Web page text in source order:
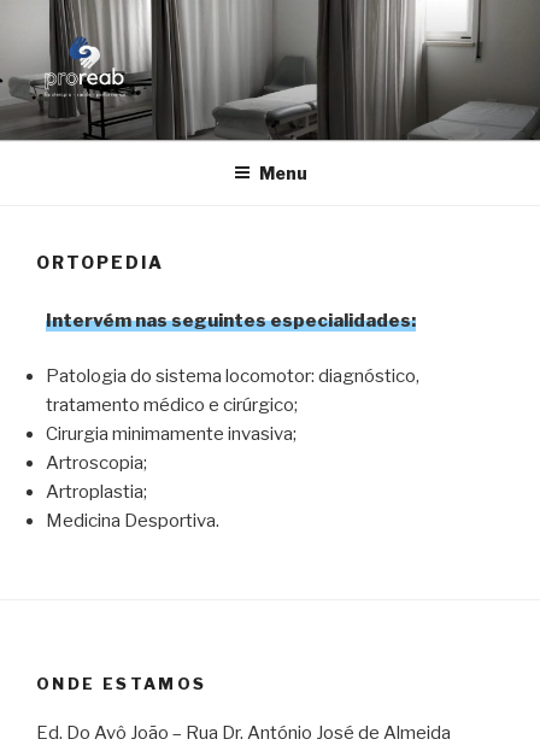
content
PROREAB
Reabilitação Física Avançada
Menu
ORTOPEDIA
Intervém nas seguintes especialidades:
Patologia do sistema locomotor: diagnóstico,
tratamento médico e cirúrgico;
Cirurgia minimamente invasiva;
Artroscopia;
Artroplastia;
Medicina Desportiva.
ONDE ESTAMOS
Ed. Do Avô João – Rua Dr. António José de Almeida